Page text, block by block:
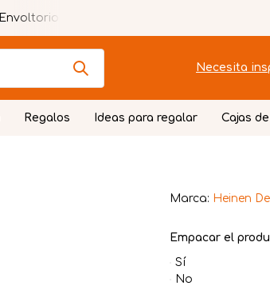
Envoltorio festivo
Necesita
Regalos Ideas para regalar Cajas
Marca: Heinen
Empacar el
Sí
No